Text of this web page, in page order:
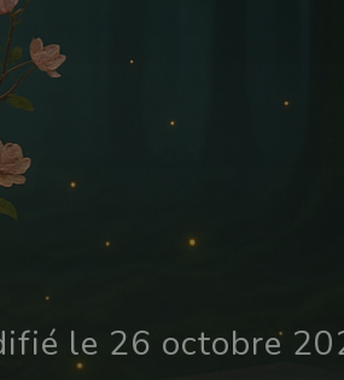
le 26 octobre